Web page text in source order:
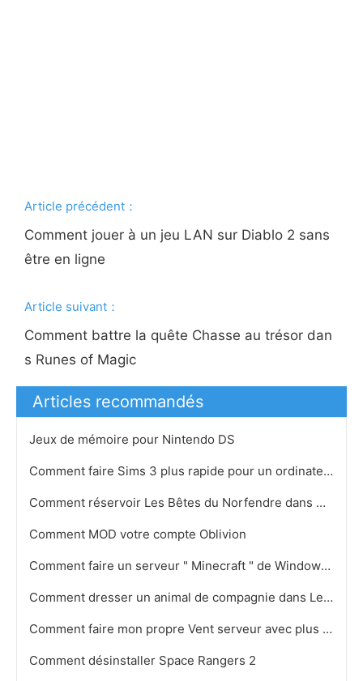
Article précédent：
Comment jouer à un jeu LAN sur Diablo 2 sans
être en ligne
Article suivant：
Comment battre la quête Chasse au trésor dan
s Runes of Magic
Articles recommandés
Jeux de mémoire pour Nintendo DS
Comment faire Sims 3 plus rapide pour un ordinateur lent
Comment réservoir Les Bêtes du Norfendre dans World of Warcraft
Comment MOD votre compte Oblivion
Comment faire un serveur " Minecraft " de Windows avec No Hamachi
Comment dresser un animal de compagnie dans Les Sims 2: Animaux
Comment faire mon propre Vent serveur avec plus de 8 Clients
Comment désinstaller Space Rangers 2